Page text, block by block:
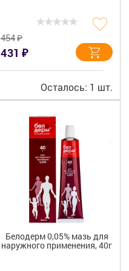
454₽
431 ₽
Осталось: 1 шт.
Белодерм 0,05% мазь для
наружного применения, 40г